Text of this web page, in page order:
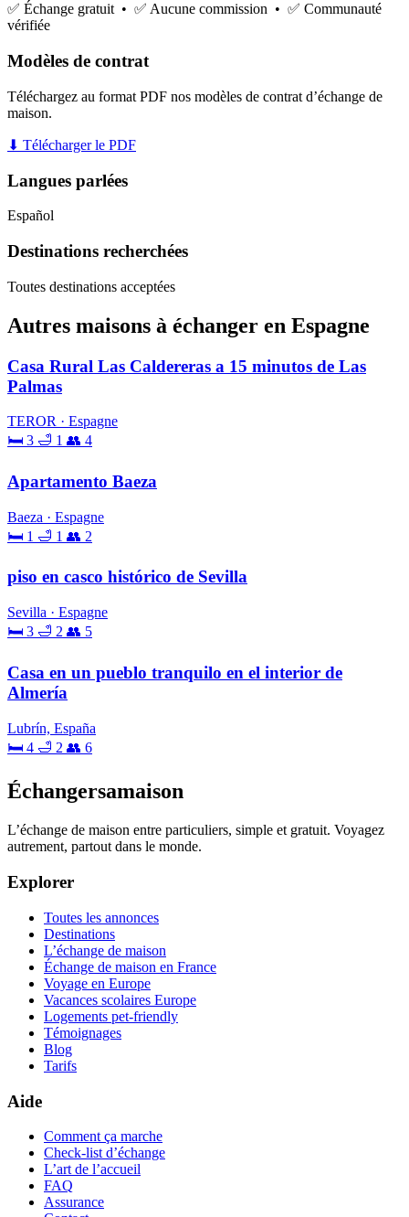
✅ Échange gratuit • ✅ Aucune commission • ✅ Communauté
vérifiée
Modèles de contrat
Téléchargez au format PDF nos modèles de contrat d’échange de
maison.
⬇ Télécharger le PDF
Langues parlées
Español
Destinations recherchées
Toutes destinations acceptées
Autres maisons à échanger en Espagne
Casa Rural Las Caldereras a 15 minutos de Las
Palmas
TEROR · Espagne
🛏 3 🛁 1 👥 4
Apartamento Baeza
Baeza · Espagne
🛏 1 🛁 1 👥 2
piso en casco histórico de Sevilla
Sevilla · Espagne
🛏 3 🛁 2 👥 5
Casa en un pueblo tranquilo en el interior de
Almería
Lubrín, España
🛏 4 🛁 2 👥 6
Échangersamaison
L’échange de maison entre particuliers, simple et gratuit. Voyagez
autrement, partout dans le monde.
Explorer
Toutes les annonces
Destinations
L’échange de maison
Échange de maison en France
Voyage en Europe
Vacances scolaires Europe
Logements pet-friendly
Témoignages
Blog
Tarifs
Aide
Comment ça marche
Check-list d’échange
L’art de l’accueil
FAQ
Assurance